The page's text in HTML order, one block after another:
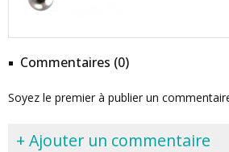
Commentaires (0)
Soyez le premier à publier un
+ Ajouter un commentaire